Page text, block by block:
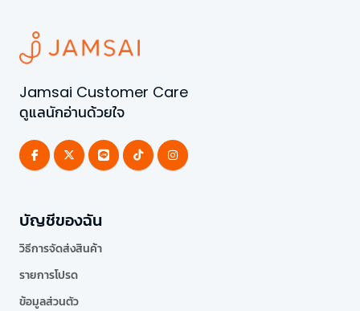
Jamsai Customer Care
ดูแลนักอ่านด้วยใจ
บัญชีของฉัน
วิธีการจัดส่งสินค้า
รายการโปรด
ข้อมูลส่วนตัว